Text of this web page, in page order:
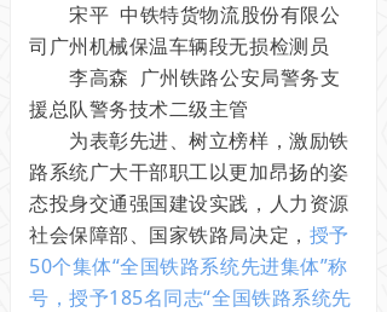
宋平 中铁特货物流股份有限公
司广州机械保温车辆段无损检测员
李高森 广州铁路公安局警务支
援总队警务技术二级主管
为表彰先进、树立榜样，激励铁
路系统广大干部职工以更加昂扬的姿
态投身交通强国建设实践，人力资源
社会保障部、国家铁路局决定， 授予
50个集体“全国铁路系统先进集体”称
号，授予185名同志“全国铁路系统先